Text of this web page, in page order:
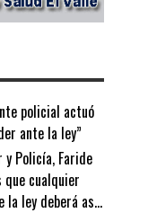
policial actuó
ante la ley”
Policía, Faride
cualquier
ley deberá as...